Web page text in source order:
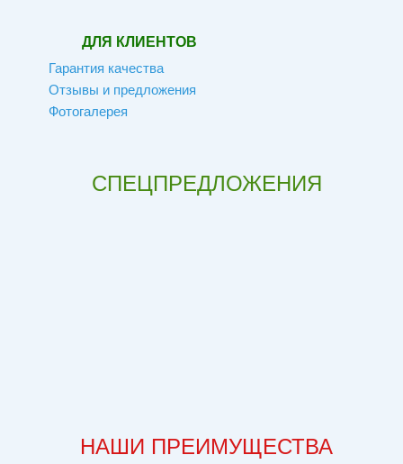
ДЛЯ КЛИЕНТОВ
Гарантия качества
Отзывы и предложения
Фотогалерея
СПЕЦПРЕДЛОЖЕНИЯ
НАШИ ПРЕИМУЩЕСТВА